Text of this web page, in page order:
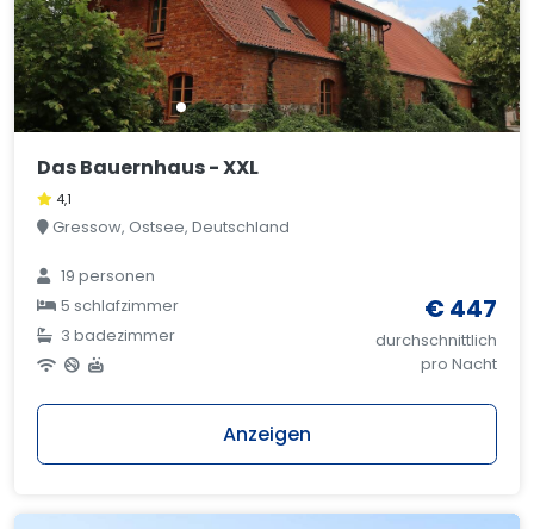
Das Bauernhaus - XXL
4,1
Gressow, Ostsee, Deutschland
19 personen
5 schlafzimmer
3 badezimmer
€ 447
durchschnittlich
pro Nacht
Anzeigen